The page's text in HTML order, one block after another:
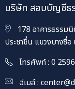
เกี่ยวกับธรรมนิติ